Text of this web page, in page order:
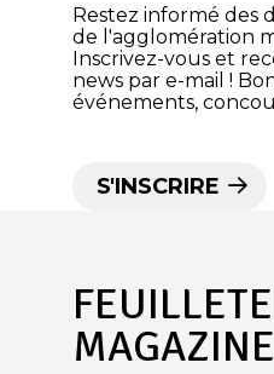
Restez informé des
de l'agglomération
Inscrivez-vous et
news par e-mail !
événements,
S'INSCRIRE